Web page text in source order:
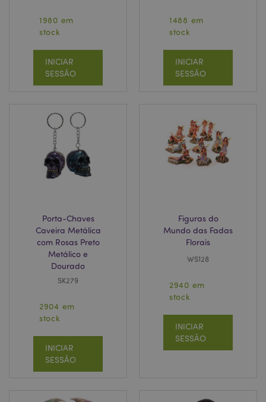
1980 em
stock
INICIAR
SESSÃO
1488 em
stock
INICIAR
SESSÃO
Porta-Chaves
Caveira Metálica
com Rosas Preto
Metálico e
Dourado
SK279
2904 em
stock
INICIAR
SESSÃO
Figuras do
Mundo das Fadas
Florais
WS128
2940 em
stock
INICIAR
SESSÃO